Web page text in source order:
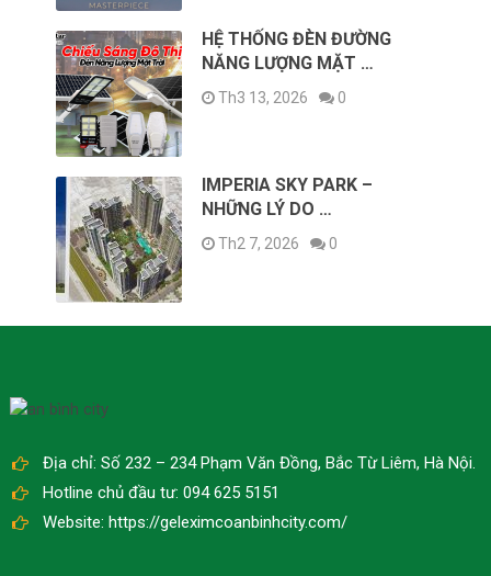
HỆ THỐNG ĐÈN ĐƯỜNG
NĂNG LƯỢNG MẶT …
Th3 13, 2026 0
IMPERIA SKY PARK –
NHỮNG LÝ DO …
Th2 7, 2026 0
Địa chỉ: Số 232 – 234 Phạm Văn Đồng, Bắc Từ Liêm, Hà Nội.
Hotline chủ đầu tư: 094 625 5151
Website: https://geleximcoanbinhcity.com/